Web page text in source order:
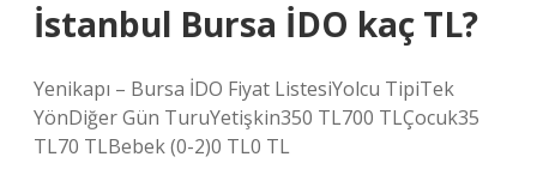
İstanbul Bursa İDO kaç TL?
Yenikapı – Bursa İDO Fiyat ListesiYolcu TipiTek
YönDiğer Gün TuruYetişkin350 TL700 TLÇocuk35
TL70 TLBebek (0-2)0 TL0 TL